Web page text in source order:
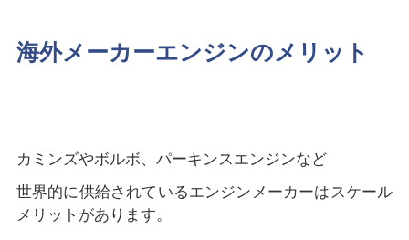
海外メーカーエンジンのメリット
カミンズやボルボ、パーキンスエンジンなど
世界的に供給されているエンジンメーカーはスケール
メリットがあります。